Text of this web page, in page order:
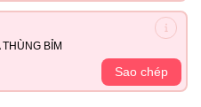
BỈM
Sao chép